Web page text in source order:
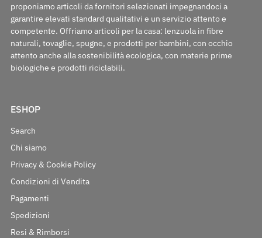
proponiamo articoli da fornitori selezionati impegnandoci a
garantire elevati standard qualitativi e un servizio attento e
competente. Offriamo articoli per la casa: lenzuola in fibre
naturali, tovaglie, spugne, e prodotti per bambini, con occhio
attento anche alla sostenibilità ecologica, con materie prime
biologiche e prodotti riciclabili.
ESHOP
Search
Chi siamo
Privacy & Cookie Policy
Condizioni di Vendita
Pagamenti
Spedizioni
Resi & Rimborsi